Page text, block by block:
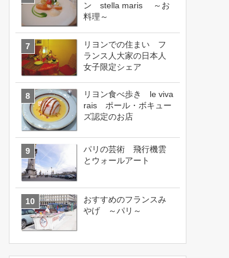
ン stella maris ～お
料理～
リヨンでの住まい フ
ランス人大家の日本人
女子限定シェア
リヨン食べ歩き le viva
rais ポール・ボキュー
ズ認定のお店
パリの芸術 飛行機雲
とウォールアート
おすすめのフランスみ
やげ ～パリ～